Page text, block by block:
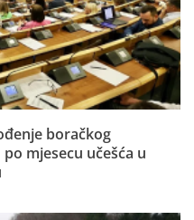
boračkog
mjesecu učešća u